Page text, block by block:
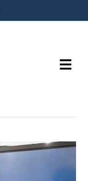
M
e